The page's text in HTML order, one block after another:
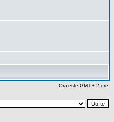
Ora este GMT + 2 ore